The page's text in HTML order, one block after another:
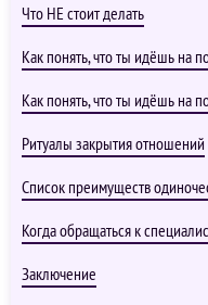
Что НЕ стоит делать
Как понять, что ты идёшь на
Как понять, что ты идёшь на
Ритуалы закрытия отношений
Список преимуществ
Когда обращаться к
Заключение